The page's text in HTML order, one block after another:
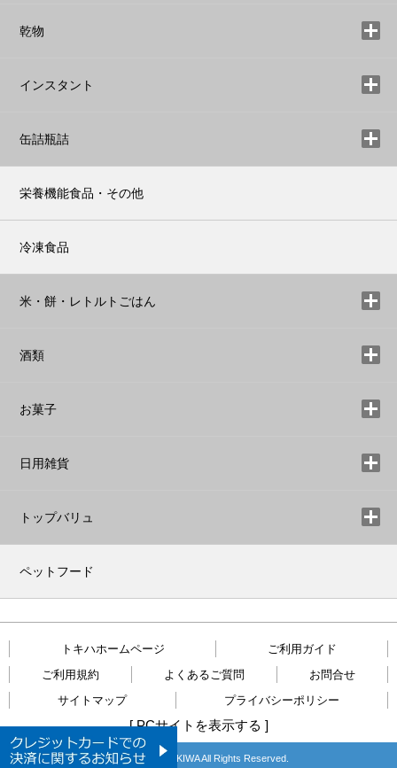
乾物
インスタント
缶詰瓶詰
栄養機能食品・その他
冷凍食品
米・餅・レトルトごはん
酒類
お菓子
日用雑貨
トップバリュ
ペットフード
トキハホームページ
ご利用ガイド
ご利用規約
よくあるご質問
お問合せ
サイトマップ
プライバシーポリシー
[PCサイトを表示する ]
Copyright © TOKIWA All Rights Reserved.